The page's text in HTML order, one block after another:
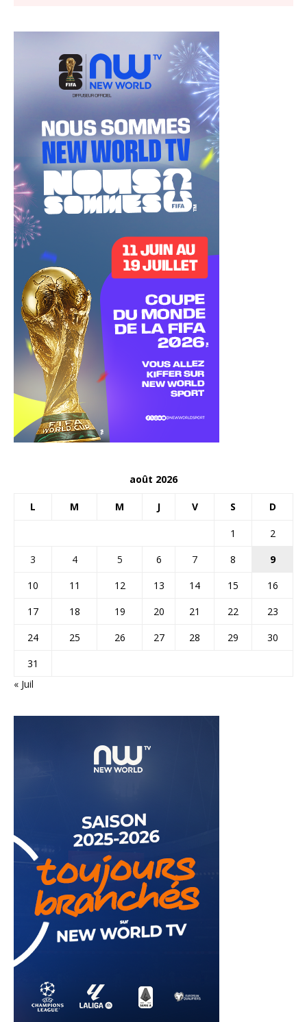
août 2026
L M M J V S D
1
2
3
4 5 6 7 8
9
10
11 12 13 14 15
16
17
18 19 20 21 22
23
24
25 26 27 28 29
30
31
« Juil